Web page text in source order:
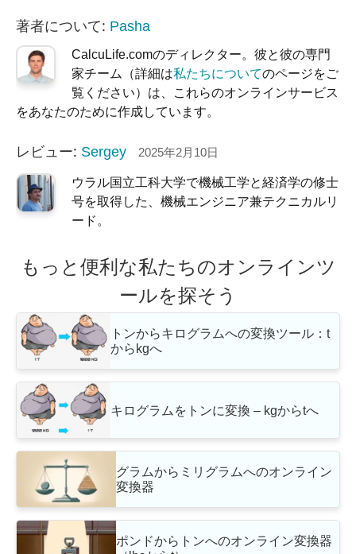
著者について: Pasha
CalcuLife.comのディレクター。彼と彼の専門
家チーム（詳細は私たちについてのページをご
覧ください）は、これらのオンラインサービス
をあなたのために作成しています。
レビュー: Sergey 2025年2月10日
ウラル国立工科大学で機械工学と経済学の修士
号を取得した、機械エンジニア兼テクニカルリ
ード。
もっと便利な私たちのオンラインツ
ールを探そう
トンからキログラムへの変換ツール：t
からkgへ
キログラムをトンに変換 – kgからtへ
グラムからミリグラムへのオンライン
変換器
ポンドからトンへのオンライン変換器